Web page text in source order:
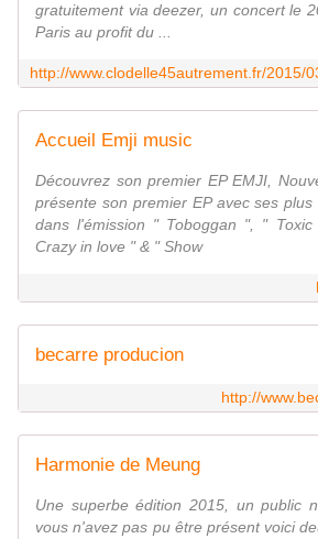
gratuitement via deezer, un concert le
Paris au profit du ...
Accueil Emji music
Découvrez son premier EP EMJI,
présente son premier EP avec ses
dans l'émission " Toboggan ", "
Crazy in love " & " Show
becarre producion
http://
Harmonie de Meung
Une superbe édition 2015, un public
vous n'avez pas pu être présent voici